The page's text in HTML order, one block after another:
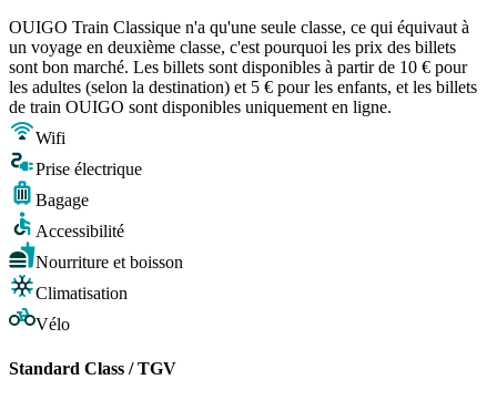
OUIGO Train Classique n'a qu'une seule classe, ce qui équivaut à
un voyage en deuxième classe, c'est pourquoi les prix des billets
sont bon marché. Les billets sont disponibles à partir de 10 € pour
les adultes (selon la destination) et 5 € pour les enfants, et les billets
de train OUIGO sont disponibles uniquement en ligne.
Wifi
Prise électrique
Bagage
Accessibilité
Nourriture et boisson
Climatisation
Vélo
Standard Class / TGV